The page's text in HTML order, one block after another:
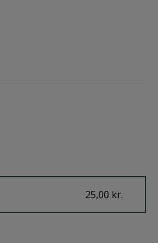
25,00 kr.